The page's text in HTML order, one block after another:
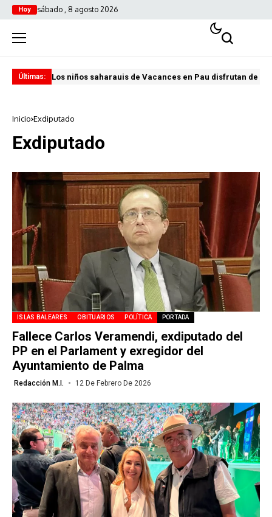
Hoy sábado , 8 agosto 2026
Últimas: Los niños saharauis de Vacances en Pau disfrutan de
Inicio Exdiputado
Exdiputado
ISLAS BALEARES OBITUARIOS POLÍTICA PORTADA
Fallece Carlos Veramendi, exdiputado del
PP en el Parlament y exregidor del
Ayuntamiento de Palma
Redacción M.I. 12 De Febrero De 2026